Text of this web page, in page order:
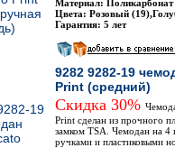
Материал: Поликарбонат
Цвета: Розовый
Гарантия: 5 лет
9282 9282-19
Print (средний)
Скидка 30%
Print сделан из прочного
замком TSA. Чемодан на 4
ручками и пластиковыми